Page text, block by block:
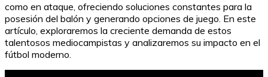
como en ataque, ofreciendo soluciones constantes para la
posesión del balón y generando opciones de juego. En este
artículo, exploraremos la creciente demanda de estos
talentosos mediocampistas y analizaremos su impacto en el
fútbol moderno.